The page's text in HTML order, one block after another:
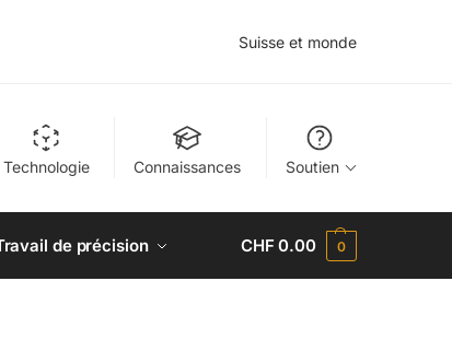
Suisse et monde
Technologie Connaissances Soutien
de précision CHF 0.00 0